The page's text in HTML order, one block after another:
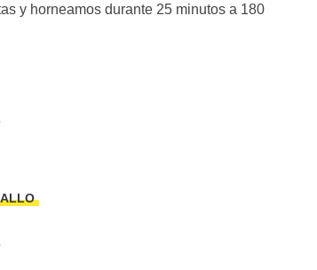
y horneamos durante 25 minutos a 180